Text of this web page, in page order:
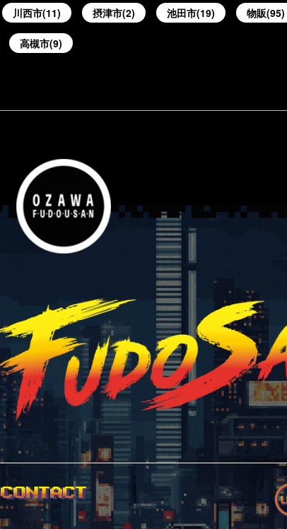
川西市(11) 摂津市(2) 池田市(19) 物販(95)
高槻市(9)
CONTACT